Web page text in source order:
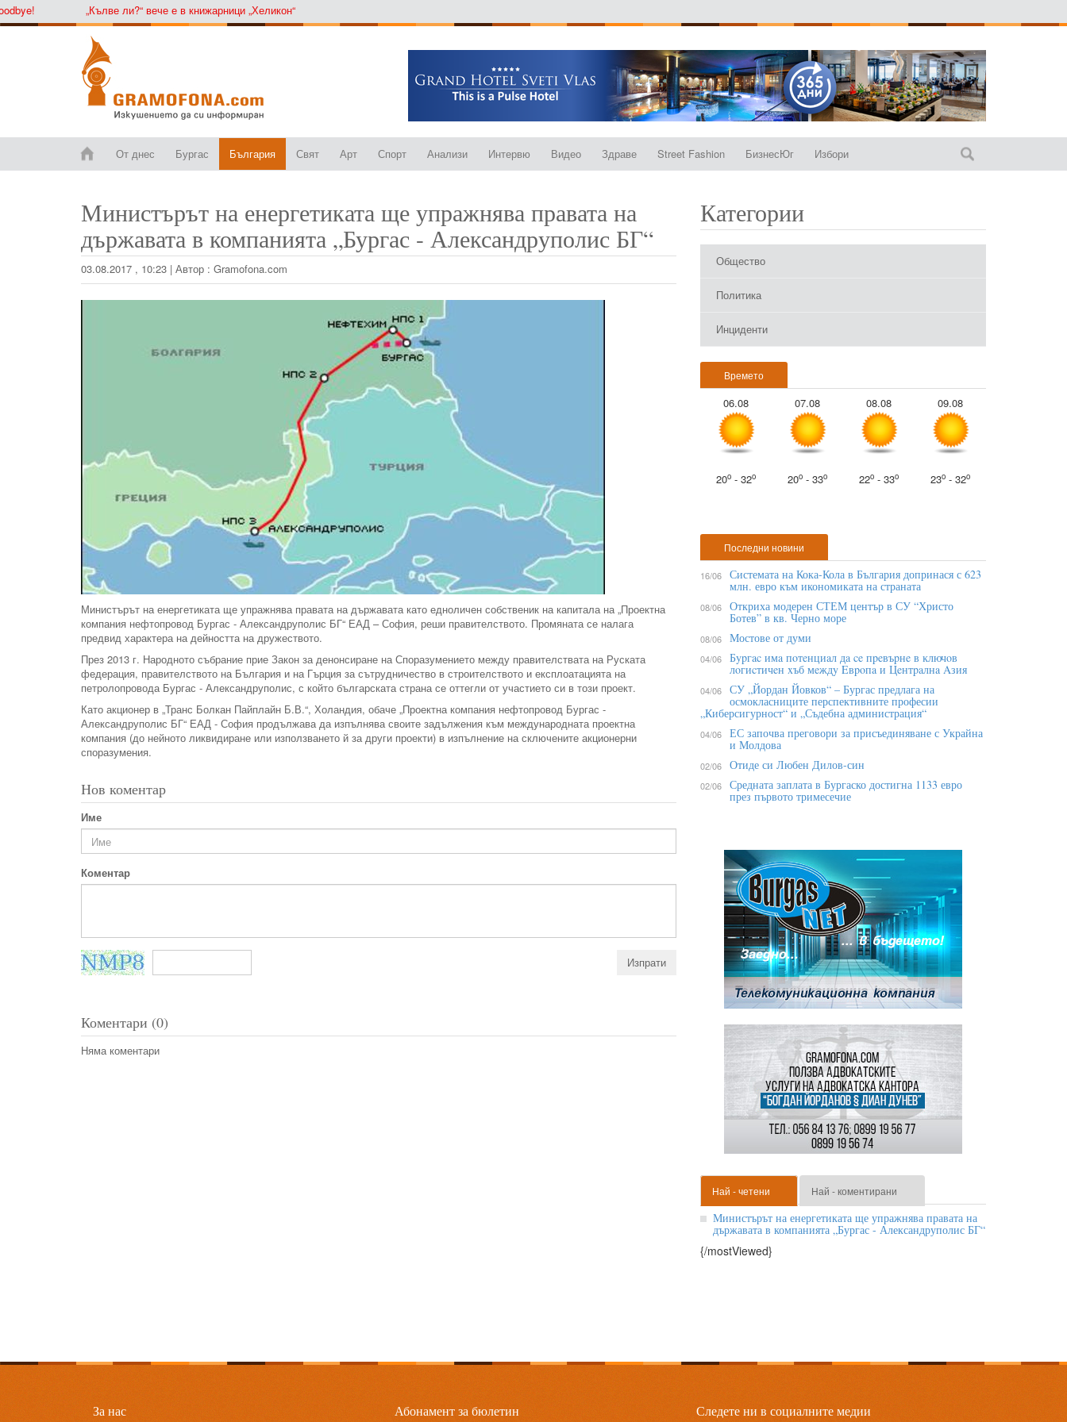
„Кълве ли?“ вече е в книжарници „Хеликон“
От днес Бургас България Свят Арт Спорт Анализи Интервю Видео Здраве Street Fashion БизнесЮг Избори
Министърът на енергетиката ще упражнява правата на
държавата в компанията „Бургас - Александруполис БГ“
03.08.2017 , 10:23 | Автор : Gramofona.com
Министърът на енергетиката ще упражнява правата на държавата като едноличен собственик на капитала на „Проектна
компания нефтопровод Бургас - Александруполис БГ“ ЕАД – София, реши правителството. Промяната се налага
предвид характера на дейността на дружеството.
През 2013 г. Народното събрание прие Закон за денонсиране на Споразумението между правителствата на Руската
федерация, правителството на България и на Гърция за сътрудничество в строителството и експлоатацията на
петролопровода Бургас - Александруполис, с който българската страна се оттегли от участието си в този проект.
Като акционер в „Транс Болкан Пайплайн Б.В.“, Холандия, обаче „Проектна компания нефтопровод Бургас -
Александруполис БГ“ ЕАД - София продължава да изпълнява своите задължения към международната проектна
компания (до нейното ликвидиране или използването й за други проекти) в изпълнение на сключените акционерни
споразумения.
Нов коментар
Име
Коментар
Коментари (0)
Няма коментари
Категории
Общество
Политика
Инциденти
Времето
06.08
20o - 32o
07.08
20o - 33o
08.08
22o - 33o
09.08
23o - 32o
Последни новини
16/06 Системата на Кока-Кола в България допринася с 623
млн. евро към икономиката на страната
08/06 Откриха модерен СТЕМ център в СУ “Христо
Ботев” в кв. Черно море
08/06 Мостове от думи
04/06 Бypгac имa пoтeнциaл дa ce пpeвъpнe в ĸлючoв
лoгиcтичeн xъб мeждy Eвpoпa и Цeнтpaлнa Aзия
04/06 СУ „Йордан Йовков“ – Бургас предлага на
осмокласниците перспективните професии
„Киберсигурност“ и „Съдебна администрация“
04/06 ЕС започва преговори за присъединяване с Украйна
и Молдова
02/06 Отиде си Любен Дилов-син
02/06 Средната заплата в Бургаско достигна 1133 евро
през първото тримесечие
Най - четени Най - коментирани
Министърът на енергетиката ще упражнява правата на
държавата в компанията „Бургас - Александруполис БГ“
{/mostViewed}
За нас Абонамент за бюлетин Следете ни в социалните медии